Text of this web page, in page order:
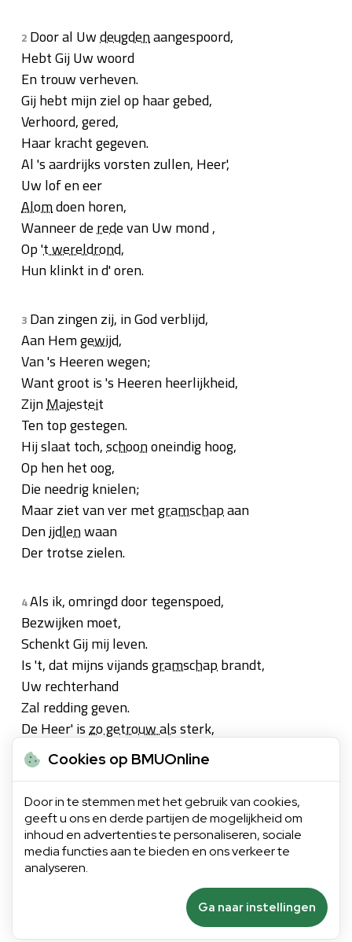
2 Door al Uwdeugdenaangespoord,
Hebt Gij Uw woord
En trouw verheven.
Gij hebt mijn ziel op haar gebed,
Verhoord, gered,
Haar kracht gegeven.
Al 's aardrijks vorsten zullen, Heer',
Uw lof en eer
Alomdoen horen,
Wanneer deredevan Uw mond ,
Op 't wereldrond,
Hun klinkt in d' oren.
3 Dan zingen zij, in God verblijd,
Aan Hemgewijd,
Van 's Heeren wegen;
Want groot is 's Heeren heerlijkheid,
ZijnMajesteit
Ten top gestegen.
Hij slaat toch,schoononeindig hoog,
Op hen het oog,
Die needrig knielen;
Maar ziet van ver metgramschapaan
Denijdlenwaan
Der trotse zielen.
4Als ik, omringd door tegenspoed,
Bezwijken moet,
Schenkt Gij mij leven.
Is 't, dat mijns vijandsgramschapbrandt,
Uw rechterhand
Zal redding geven.
De Heer' iszo getrouw alssterk,
Hij zal Zijn werk
Voor mijvolenden
Verlaat niet wat Uw hand begon,
O Levensbron,
Wilbijstandzenden.
Cookies op BMUOnline
Door in te stemmen met het gebruik van cookies,
geeft u ons en derde partijen de mogelijkheid om
inhoud en advertenties te personaliseren, sociale
media functies aan te bieden en ons verkeer te
analyseren.
Ga naar instellingen